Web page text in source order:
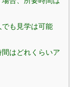
も見学は可能
はどれくらいア